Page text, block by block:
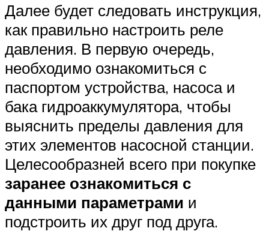
Далее будет следовать инструкция,
как правильно настроить реле
давления. В первую очередь,
необходимо ознакомиться с
паспортом устройства, насоса и
бака гидроаккумулятора, чтобы
выяснить пределы давления для
этих элементов насосной станции.
Целесообразней всего при покупке
заранее ознакомиться с
данными параметрами и
подстроить их друг под друга.